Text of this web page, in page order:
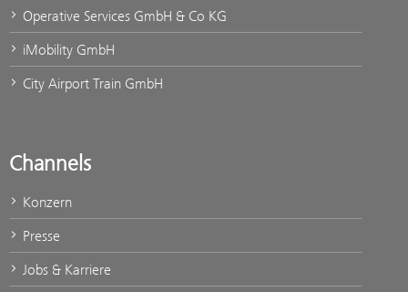
Operative Services GmbH & Co KG
iMobility GmbH
City Airport Train GmbH
Channels
Konzern
Presse
Jobs & Karriere